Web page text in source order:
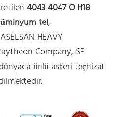
4043 4047 O H18
tel,
HEAVY
Company, SF
ünlü askeri teçhizat